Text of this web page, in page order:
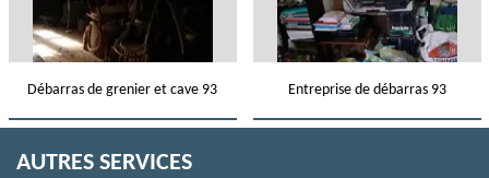
Débarras de grenier et cave 93 Entreprise de débarras 93
AUTRES SERVICES